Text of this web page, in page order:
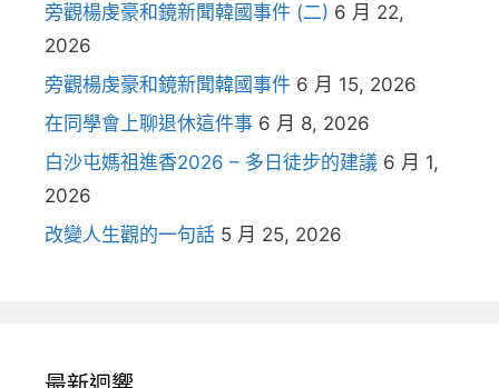
旁觀楊虔豪和鏡新聞韓國事件 (二) 6 月 22,
2026
旁觀楊虔豪和鏡新聞韓國事件 6 月 15, 2026
在同學會上聊退休這件事 6 月 8, 2026
白沙屯媽祖進香2026 – 多日徒步的建議 6 月 1,
2026
改變人生觀的一句話 5 月 25, 2026